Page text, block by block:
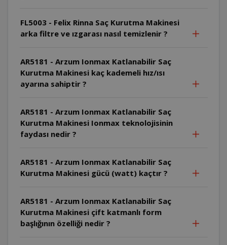
FL5003 - Felix Rinna Saç Kurutma Makinesi
arka filtre ve ızgarası nasıl temizlenir ?
AR5181 - Arzum Ionmax Katlanabilir Saç
Kurutma Makinesi kaç kademeli hız/ısı
ayarına sahiptir ?
AR5181 - Arzum Ionmax Katlanabilir Saç
Kurutma Makinesi Ionmax teknolojisinin
faydası nedir ?
AR5181 - Arzum Ionmax Katlanabilir Saç
Kurutma Makinesi gücü (watt) kaçtır ?
AR5181 - Arzum Ionmax Katlanabilir Saç
Kurutma Makinesi çift katmanlı form
başlığının özelliği nedir ?